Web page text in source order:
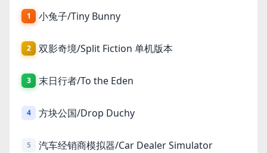
1 小兔子/Tiny Bunny
2 双影奇境/Split Fiction 单机版本
3 末日行者/To the Eden
4 方块公国/Drop Duchy
5 汽车经销商模拟器/Car Dealer Simulator